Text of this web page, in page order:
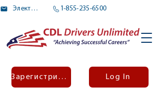
Электронное письмо 1-855-235-6500
Зарегистрироваться Log In